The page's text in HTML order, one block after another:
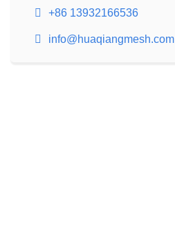
+86 13932166536
info@huaqiangmesh.com